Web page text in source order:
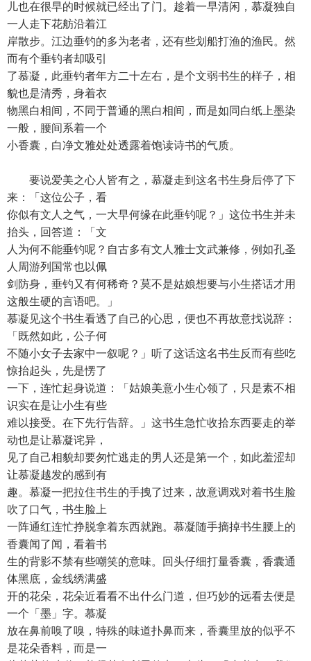
儿也在很早的时候就已经出了门。趁着一早清闲，慕凝独自
一人走下花舫沿着江
岸散步。江边垂钓的多为老者，还有些划船打渔的渔民。然
而有个垂钓者却吸引
了慕凝，此垂钓者年方二十左右，是个文弱书生的样子，相
貌也是清秀，身着衣
物黑白相间，不同于普通的黑白相间，而是如同白纸上墨染
一般，腰间系着一个
小香囊，白净文雅处处透露着饱读诗书的气质。
要说爱美之心人皆有之，慕凝走到这名书生身后停了下
来：「这位公子，看
你似有文人之气，一大早何缘在此垂钓呢？」这位书生并未
抬头，回答道：「文
人为何不能垂钓呢？自古多有文人雅士文武兼修，例如孔圣
人周游列国常也以佩
剑防身，垂钓又有何稀奇？莫不是姑娘想要与小生搭话才用
这般生硬的言语吧。」
慕凝见这个书生看透了自己的心思，便也不再故意找说辞：
「既然如此，公子何
不随小女子去家中一叙呢？」听了这话这名书生反而有些吃
惊抬起头，先是愣了
一下，连忙起身说道：「姑娘美意小生心领了，只是素不相
识实在是让小生有些
难以接受。在下先行告辞。」这书生急忙收拾东西要走的举
动也是让慕凝诧异，
见了自己相貌却要匆忙逃走的男人还是第一个，如此羞涩却
让慕凝越发的感到有
趣。慕凝一把拉住书生的手拽了过来，故意调戏对着书生脸
吹了口气，书生脸上
一阵通红连忙挣脱拿着东西就跑。慕凝随手摘掉书生腰上的
香囊闻了闻，看着书
生的背影不禁有些嘲笑的意味。回头仔细打量香囊，香囊通
体黑底，金线绣满盛
开的花朵，花朵近看看不出什么门道，但巧妙的远看去便是
一个「墨」字。慕凝
放在鼻前嗅了嗅，特殊的味道扑鼻而来，香囊里放的似乎不
是花朵香料，而是一